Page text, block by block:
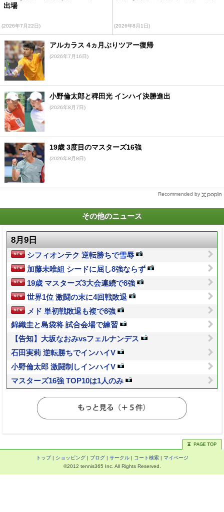
出場
(2026年7月22日) (2026年8月1日)
アルカラス 4ヵ月ぶりツアー復帰
(2026年7月16日)
小野倫太郎と稗田光 インハイ決勝進出
(2026年8月7日)
19歳 3度目のマスターズ16強
(2026年8月8日)
Recommended by
その他のニュース
8月9日
シフィオンテク 逆転勝ちで雪辱
加藤未唯組 シードに屈し8強ならず
19歳 マスターズ3大会連続で8強
世界1位 激闘の末に4回戦敗退
メド 単初戦敗退も複で8強
錦織圭と島袋将 試合会場で練習
【告知】大坂なおみvsフェルナンデス
石田実莉 逆転勝ちでインハイV
小野倫太郎 激闘制しインハイV
マスターズ16強 TOP10は1人のみ
トップ| ショッピング| ブログ| サークル| コート検索| マイページ
©2012 tennis365 Inc. All Rights Reserved.